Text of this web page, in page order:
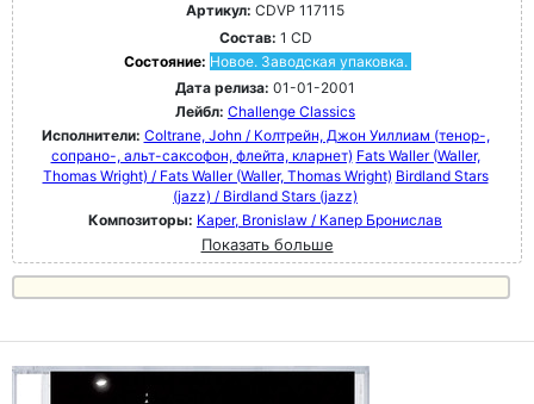
Артикул: CDVP 117115
Состав: 1 CD
Состояние: Новое. Заводская упаковка.
Дата релиза: 01-01-2001
Лейбл: Challenge Classics
Исполнители: Coltrane, John / Колтрейн, Джон Уиллиам (тенор-,
сопрано-, альт-саксофон, флейта, кларнет) Fats Waller (Waller,
Thomas Wright) / Fats Waller (Waller, Thomas Wright) Birdland Stars
(jazz) / Birdland Stars (jazz)
Композиторы: Kaper, Bronislaw / Капер Бронислав
Показать больше